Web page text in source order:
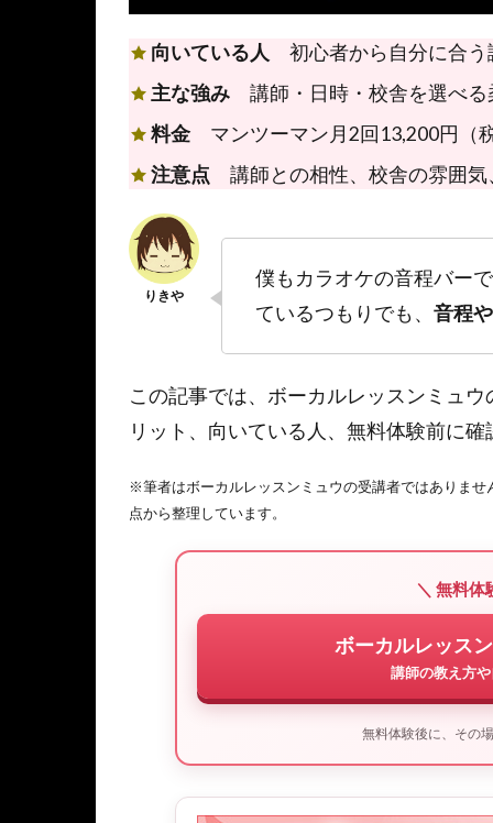
向いている人 初心者から自分に合う
主な強み 講師・日時・校舎を選べる
料金 マンツーマン月2回13,200円（
注意点 講師との相性、校舎の雰囲気
僕もカラオケの音程バー
ているつもりでも、 音程
この記事では、ボーカルレッスンミュ
リット、向いている人、無料体験前に
※筆者はボーカルレッスンミュウの受講者ではありま
点から整理しています。
＼ 無料体
ボーカルレッス
講師の教え方
無料体験後に、その